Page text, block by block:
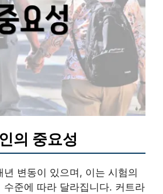
의 중요성
년 변동이 있으며, 이는 시험의
수준에 따라 달라집니다. 커트라